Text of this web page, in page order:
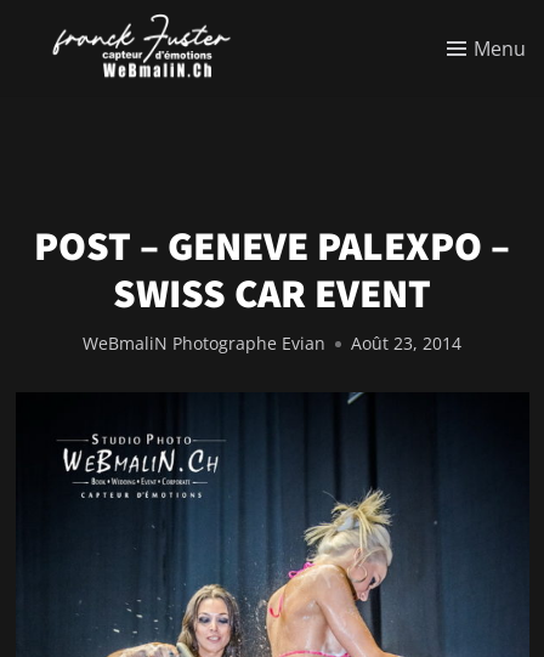
Menu
POST – GENEVE PALEXPO –
SWISS CAR EVENT
WeBmaliN Photographe Evian Août 23, 2014